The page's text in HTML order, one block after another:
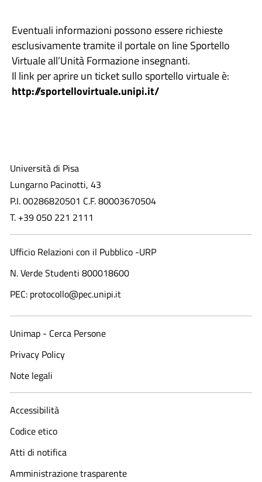
Eventuali informazioni possono essere richieste
esclusivamente tramite il portale on line Sportello
Virtuale all’Unità Formazione insegnanti.
Il link per aprire un ticket sullo sportello virtuale è:
http://sportellovirtuale.unipi.it/
Università di Pisa
Lungarno Pacinotti, 43
P.I. 00286820501 C.F. 80003670504
T. +39 050 221 2111
Ufficio Relazioni con il Pubblico -URP
N. Verde Studenti 800018600​
PEC: protocollo@pec.unipi.it
Unimap - Cerca Persone
Privacy Policy
Note legali
Accessibilità
Codice etico
Atti di notifica
Amministrazione trasparente